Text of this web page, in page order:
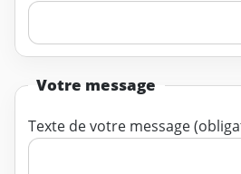
Votre message
Texte de votre